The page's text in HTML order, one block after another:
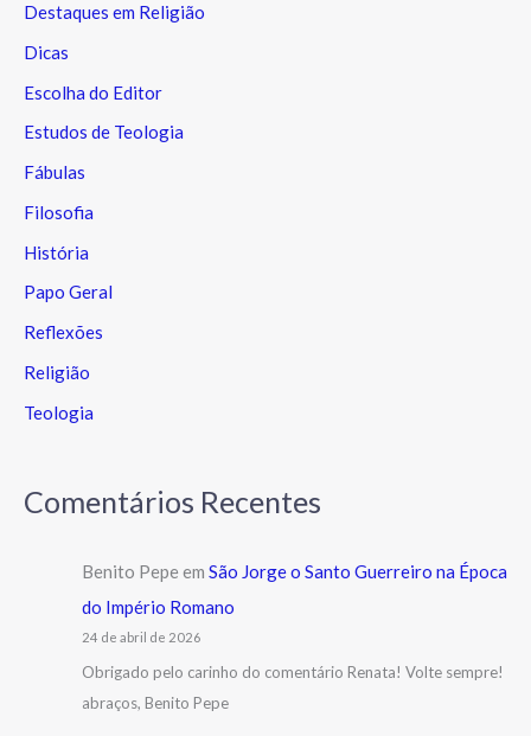
Destaques em Religião
Dicas
Escolha do Editor
Estudos de Teologia
Fábulas
Filosofia
História
Papo Geral
Reflexões
Religião
Teologia
Comentários Recentes
Benito Pepe em São Jorge o Santo Guerreiro na Época
do Império Romano
24 de abril de 2026
Obrigado pelo carinho do comentário Renata! Volte sempre!
abraços, Benito Pepe